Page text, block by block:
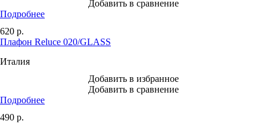
Добавить в сравнение
Подробнее
620 р.
Плафон Reluce 020/GLASS
Италия
Добавить в избранное
Добавить в сравнение
Подробнее
490 р.